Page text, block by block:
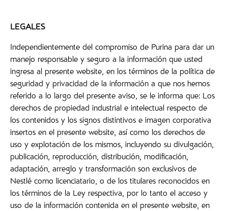
LEGALES
Independientemente del compromiso de Purina para dar un
manejo responsable y seguro a la información que usted
ingresa al presente website, en los términos de la política de
seguridad y privacidad de la información a que nos hemos
referido a lo largo del presente aviso, se le informa que: Los
derechos de propiedad industrial e intelectual respecto de
los contenidos y los signos distintivos e imagen corporativa
insertos en el presente website, así como los derechos de
uso y explotación de los mismos, incluyendo su divulgación,
publicación, reproducción, distribución, modificación,
adaptación, arreglo y transformación son exclusivos de
Nestlé como licenciatario, o de los titulares reconocidos en
los términos de la Ley respectiva, por lo tanto el acceso y
uso de la información contenida en el presente website, en